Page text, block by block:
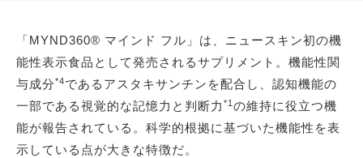
「MYND360® マインド フル」は、ニュースキン初の機
能性表示食品として発売されるサプリメント。機能性関
与成分*4であるアスタキサンチンを配合し、認知機能の
一部である視覚的な記憶力と判断力 *1 の維持に役立つ機
能が報告されている。科学的根拠に基づいた機能性を表
示している点が大きな特徴だ。